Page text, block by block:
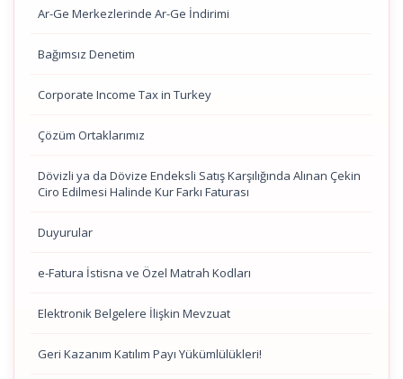
Ar-Ge Merkezlerinde Ar-Ge İndirimi
Bağımsız Denetim
Corporate Income Tax in Turkey
Çözüm Ortaklarımız
Dövizli ya da Dövize Endeksli Satış Karşılığında Alınan Çekin
Ciro Edilmesi Halinde Kur Farkı Faturası
Duyurular
e-Fatura İstisna ve Özel Matrah Kodları
Elektronik Belgelere İlişkin Mevzuat
Geri Kazanım Katılım Payı Yükümlülükleri!